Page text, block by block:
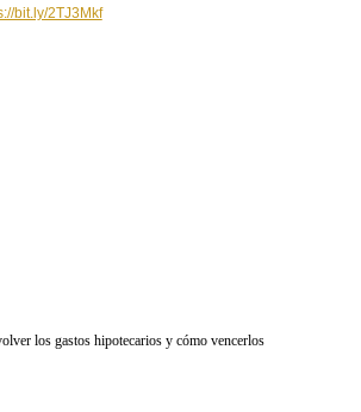
bit.ly/2TJ3Mkf
los gastos hipotecarios y cómo vencerlos